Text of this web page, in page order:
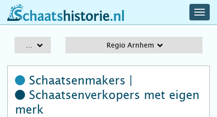
schaatshistorie.nl
Regio Arnhem
Schaatsenmakers |
Schaatsenverkopers met eigen
merk